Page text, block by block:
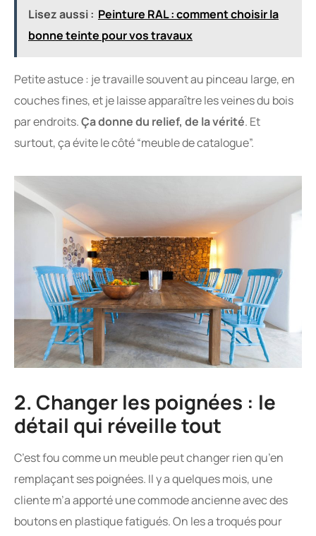
Lisez aussi : Peinture RAL : comment choisir la
bonne teinte pour vos travaux
Petite astuce : je travaille souvent au pinceau large, en
couches fines, et je laisse apparaître les veines du bois
par endroits.Ça donne du relief, de la vérité. Et
surtout, ça évite le côté “meuble de catalogue”.
2. Changer les poignées : le
détail qui réveille tout
C’est fou comme un meuble peut changer rien qu’en
remplaçant ses poignées. Il y a quelques mois, une
cliente m’a apporté une commode ancienne avec des
boutons en plastique fatigués. On les a troqués pour